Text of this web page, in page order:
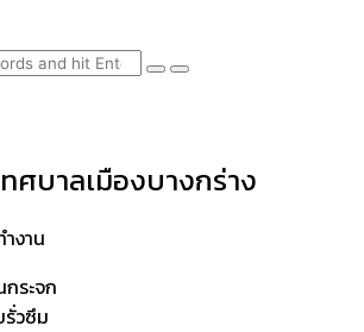
ศบาลเมืองบางกร่าง
งาน
ระจก
รั่วซึม